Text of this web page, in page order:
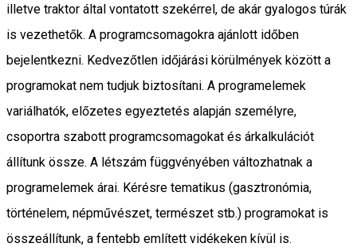
illetve traktor által vontatott szekérrel, de akár gyalogos túrák
is vezethetők. A programcsomagokra ajánlott időben
bejelentkezni. Kedvezőtlen időjárási körülmények között a
programokat nem tudjuk biztosítani. A programelemek
variálhatók, előzetes egyeztetés alapján személyre,
csoportra szabott programcsomagokat és árkalkulációt
állítunk össze. A létszám függvényében változhatnak a
programelemek árai. Kérésre tematikus (gasztronómia,
történelem, népművészet, természet stb.) programokat is
összeállítunk, a fentebb említett vidékeken kívül is.